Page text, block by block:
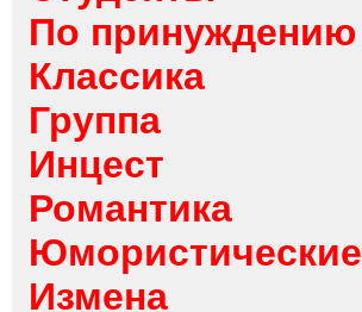
По принуждению
Классика
Группа
Инцест
Романтика
Юмористические
Измена